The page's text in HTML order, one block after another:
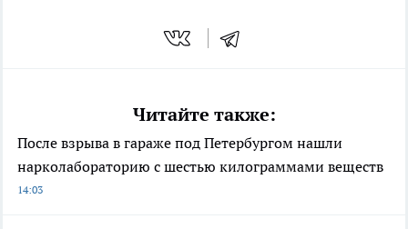
Читайте также:
После взрыва в гараже под Петербургом нашли
нарколабораторию с шестью килограммами веществ
14:03